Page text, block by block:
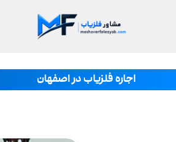
اجاره فلزیاب در اصفهان